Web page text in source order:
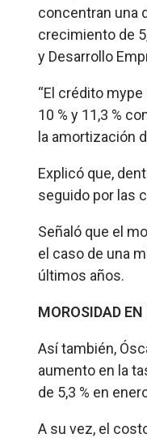
concentran una
crecimiento de
y Desarrollo
“El crédito
10 % y 11,3 %
la amortización
Explicó que,
seguido por las
Señaló que el
el caso de una
últimos años.
MOROSIDAD
Así también,
aumento en la
de 5,3 % en
A su vez, el